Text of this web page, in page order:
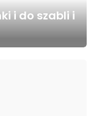
i do szabli i